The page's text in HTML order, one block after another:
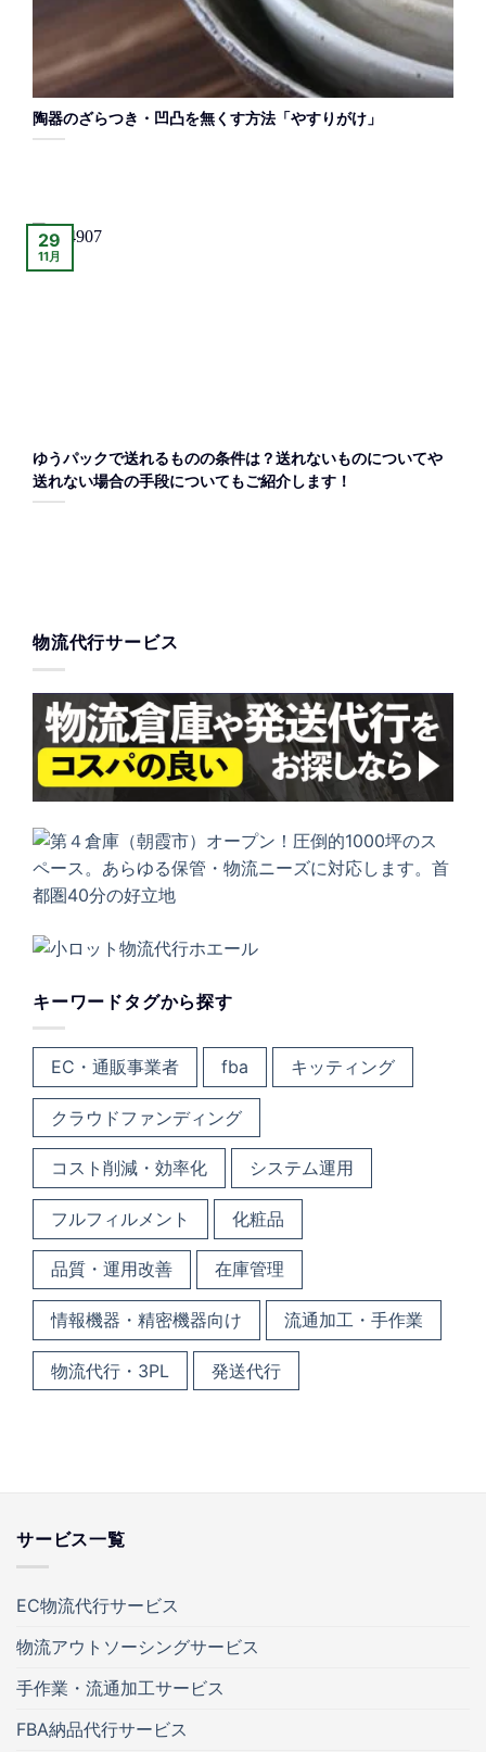
陶器のざらつき・凹凸を無くす方法「やすりがけ」
ゆうパックで送れるものの条件は？送れないものについてや
送れない場合の手段についてもご紹介します！
29
11月
物流代行サービス
キーワードタグから探す
EC・通販事業者 fba キッティング
クラウドファンディング
コスト削減・効率化 システム運用
フルフィルメント 化粧品
品質・運用改善 在庫管理
情報機器・精密機器向け 流通加工・手作業
物流代行・3PL 発送代行
サービス一覧
EC物流代行サービス
物流アウトソーシングサービス
手作業・流通加工サービス
FBA納品代行サービス